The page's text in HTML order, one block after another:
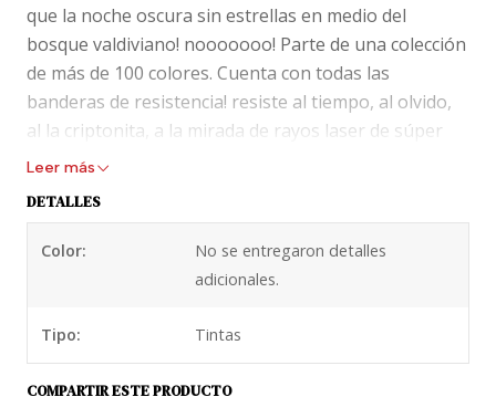
que la noche oscura sin estrellas en medio del
bosque valdiviano! nooooooo! Parte de una colección
de más de 100 colores. Cuenta con todas las
banderas de resistencia! resiste al tiempo, al olvido,
al la criptonita, a la mirada de rayos laser de súper
héroe, al agua, a la mirada azul acero, al sol a la
mascarilla, esta tinta incluye una pluma marca
Para lograr efectos y colores espectaculares como
los de Noodlers se utilizan químicos que podrían
Leer más
DETALLES
Color:
No se entregaron detalles
adicionales.
Tipo: Tintas
COMPARTIR ESTE PRODUCTO